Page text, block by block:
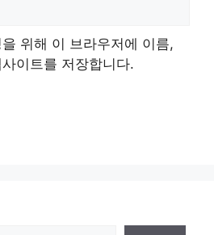
위해 이 브라우저에 이름,
이트를 저장합니다.